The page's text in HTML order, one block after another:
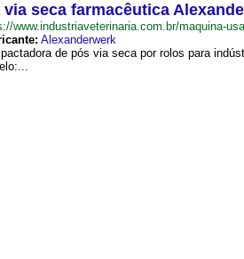
seca farmacêutica
www.industriaveterinaria.com.br/maquina-
Alexanderwerk
de pós via seca por rolos para